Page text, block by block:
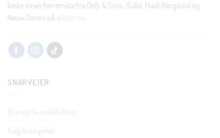
beste innen herremote fra Only & Sons, !Solid, Mads Nørgaard og
Neuw Denim på duttes.no
SNARVEIER
Bli med i kundeklubben
Salgsbetingelser